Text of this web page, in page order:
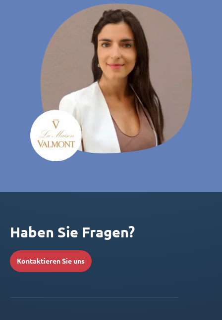
Haben Sie Fragen?
Kontaktieren Sie uns